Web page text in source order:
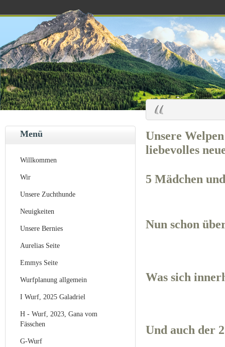
Menü
Willkommen
Wir
Unsere Zuchthunde
Neuigkeiten
Unsere Bernies
Aurelias Seite
Emmys Seite
Wurfplanung allgemein
I Wurf, 2025 Galadriel
H - Wurf, 2023, Gana vom
Fässchen
G-Wurf
Unsere
liebevolles
5 Mädchen
Nun schon
Was sich
Und auch der